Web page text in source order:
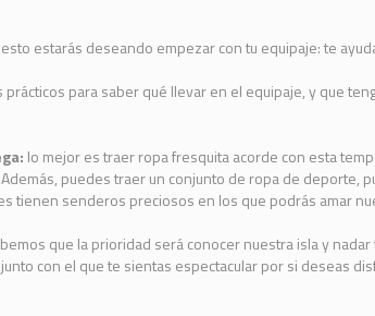
estarás deseando empezar con tu equipaje: te
para saber qué llevar en el equipaje, y que
lo mejor es traer ropa fresquita acorde con esta
puedes traer un conjunto de ropa de deporte,
tienen senderos preciosos en los que podrás amar
que la prioridad será conocer nuestra isla y
con el que te sientas espectacular por si deseas